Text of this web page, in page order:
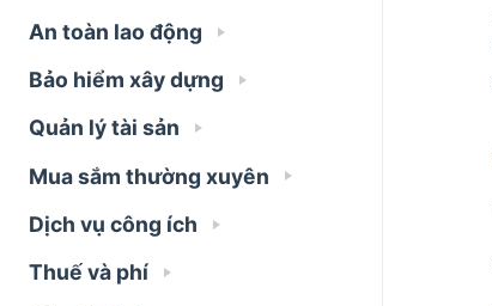
An toàn lao động
Bảo hiểm xây dựng
Quản lý tài sản
Mua sắm thường xuyên
Dịch vụ công ích
Thuế và phí